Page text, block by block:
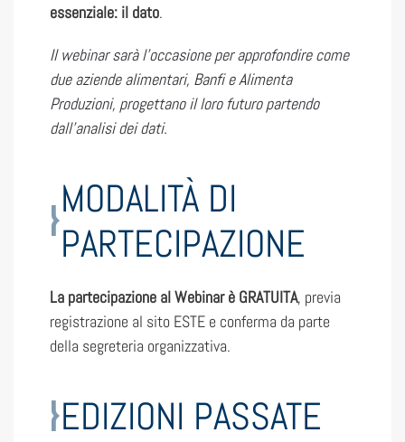
essenziale: il dato.
Il webinar sarà l’occasione per approfondire come
due aziende alimentari, Banfi e Alimenta
Produzioni, progettano il loro futuro partendo
dall’analisi dei dati.
MODALITÀ DI
PARTECIPAZIONE
La partecipazione al Webinar è GRATUITA, previa
registrazione al sito ESTE e conferma da parte
della segreteria organizzativa.
EDIZIONI PASSATE